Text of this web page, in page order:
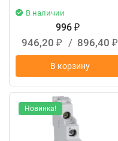
В наличии
996 ₽
946,20 ₽ / 896,40 ₽
В корзину
Новинка!